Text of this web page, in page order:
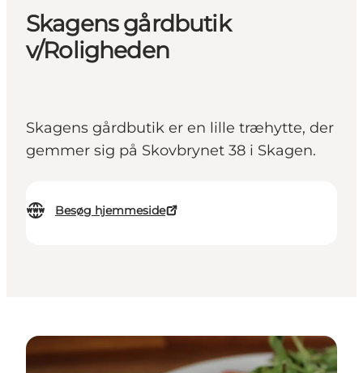
Skagens gårdbutik
v/Roligheden
Skagens gårdbutik er en lille træhytte, der
gemmer sig på Skovbrynet 38 i Skagen.
Besøg hjemmeside